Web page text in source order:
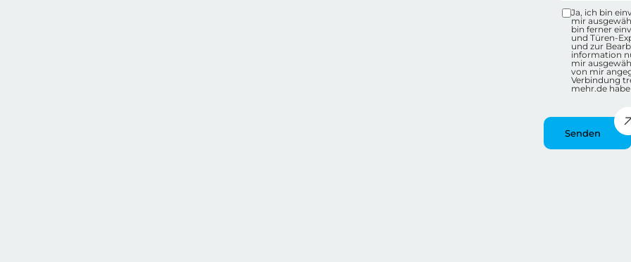
Ja, ich bin
mir
bin ferner
und Türen-
und zur
information
mir
von mir
Verbindung
mehr.de